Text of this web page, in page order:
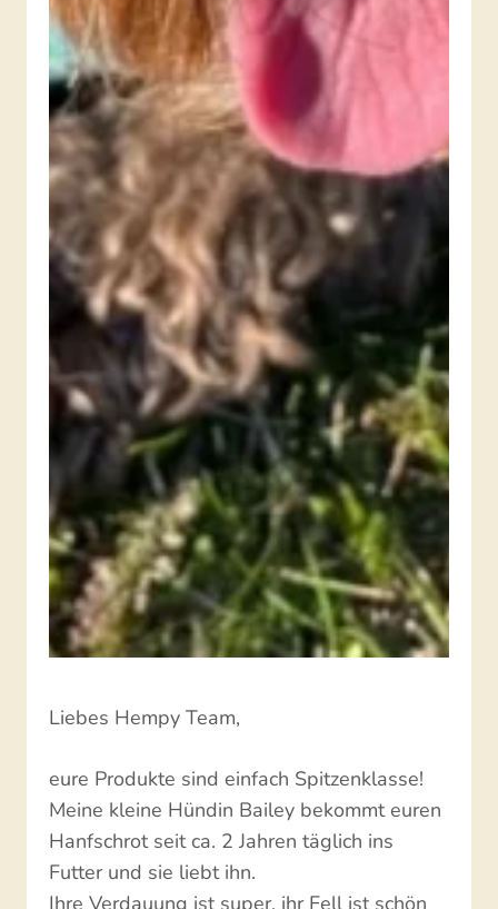
Liebes Hempy Team,
eure Produkte sind einfach Spitzenklasse!
Meine kleine Hündin Bailey bekommt euren
Hanfschrot seit ca. 2 Jahren täglich ins
Futter und sie liebt ihn.
Ihre Verdauung ist super, ihr Fell ist schön